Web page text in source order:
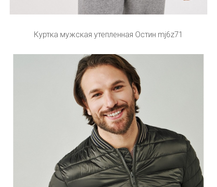
Куртка мужская утепленная Остин mj6z71